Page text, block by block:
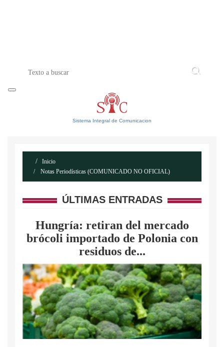
Sistema Integral de Comunicacion
Inicio
Notas Periodísticas (COMUNICADO NO OFICIAL)
ÚLTIMAS ENTRADAS
Hungría: retiran del mercado
brócoli importado de Polonia con
residuos de...